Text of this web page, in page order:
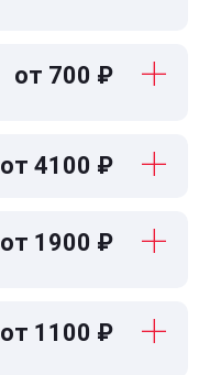
от 700 ₽
от 4100 ₽
от 1900 ₽
от 1100 ₽